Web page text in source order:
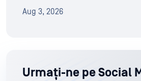
Aug 3, 2026
Urmați-ne pe Social